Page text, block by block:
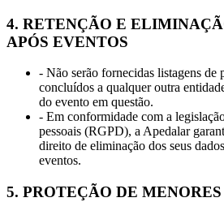
4. RETENÇÃO E
APÓS EVENTOS
- Não serão fornecidas listagens de
concluídos a qualquer outra
do evento em questão.
- Em conformidade com a
pessoais (RGPD), a Apedalar
direito de eliminação dos seus
eventos.
5. PROTEÇÃO DE MENORES